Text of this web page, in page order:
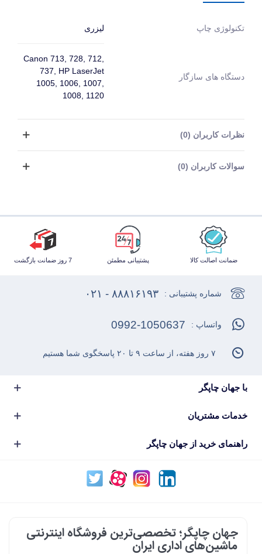
تکنولوژی چاپ لیزری
دستگاه های سازگار
Canon 713, 728, 712,
737, HP LaserJet
1005, 1006, 1007,
1008, 1120
نظرات کاربران (0)
سوالات کاربران (0)
ضمانت اصالت کالا پشتیبانی مطمئن 7 روز ضمانت بازگشت
با جهان چاپگر
خدمات مشتریان
راهنمای خرید از جهان چاپگر
شماره پشتیبانی : ۸۸۸۱۶۱۹۳ - ۰۲۱
واتساپ : 0992-1050637
۷ روز هفته، از ساعت ۹ تا ۲۰ پاسخگوی شما هستیم
جهان چاپگر؛ تخصصی‌ترین فروشگاه اینترنتی
ماشین‌های اداری ایران